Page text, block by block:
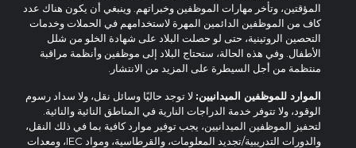
المؤقتين، وتأخر مهارات الموظفين وخبراتهم. وينبغي أن يكون هناك عدد
كاف من الموظفين الدائمين المهرة لاستخدامهم في الحملات وخدمات
التحصين الروتينية، حتى لو حصلت البلاد على شهادة الخلو من شلل
الأطفال. وفي هذه الحالة، ستحتاج البلاد إلى موظفين وأنظمة مراقبة
منتظمة من أجل السيطرة على المزيد من الانتشار.
الموارد للموظفين الميدانيين:لا توجد حاليًا وسائل نقل، ولا سداد رسوم
الوقود، ولا تتوفر خدمة الدراجات النارية في المناطق النائية والنائية.
لتحفيز الموظفين الميدانيين، يجب توفير موارد كافية بما في ذلك النقل،
والدورات التدريبية/تجديد المعلومات، والقرطاسية، ومواد IEC، ومعدات